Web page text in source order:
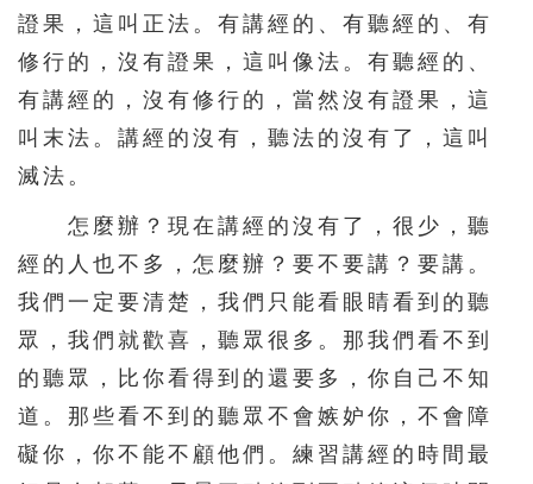
546 547 548 549 550
551 552 553 554 555
556 557 558 559 560
571 573 574 575
576 577 578 579 580
581 582 583 584 585
586 587 588 589 590
591 592 593 594 595
證果，這叫正法。有講經的、有聽經的、有
修行的，沒有證果，這叫像法。有聽經的、
有講經的，沒有修行的，當然沒有證果，這
叫末法。講經的沒有，聽法的沒有了，這叫
滅法。
怎麼辦？現在講經的沒有了，很少，聽
經的人也不多，怎麼辦？要不要講？要講。
我們一定要清楚，我們只能看眼睛看到的聽
眾，我們就歡喜，聽眾很多。那我們看不到
的聽眾，比你看得到的還要多，你自己不知
道。那些看不到的聽眾不會嫉妒你，不會障
礙你，你不能不顧他們。練習講經的時間最